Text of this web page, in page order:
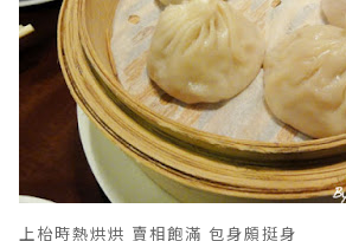
上枱時熱烘烘 賣相飽滿 包身頗挺身